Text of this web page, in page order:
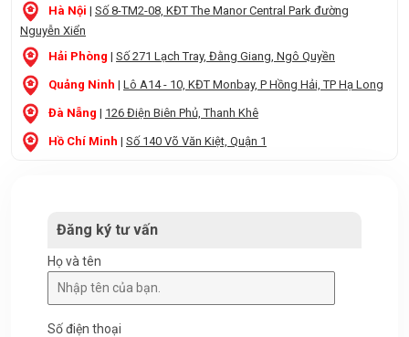
Hà Nội | Số 8-TM2-08, KĐT The Manor Central Park đường
Nguyễn Xiển
Hải Phòng | Số 271 Lạch Tray, Đằng Giang, Ngô Quyền
Quảng Ninh | Lô A14 - 10, KĐT Monbay, P Hồng Hải, TP Hạ Long
Đà Nẵng | 126 Điện Biên Phủ, Thanh Khê
Hồ Chí Minh | Số 140 Võ Văn Kiệt, Quận 1
Đăng ký tư vấn
Họ và tên
Số điện thoại